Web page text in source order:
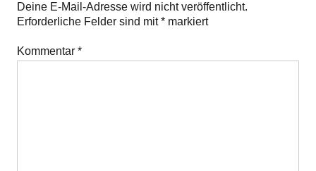
Deine E-Mail-Adresse wird nicht veröffentlicht.
Erforderliche Felder sind mit*markiert
Kommentar *